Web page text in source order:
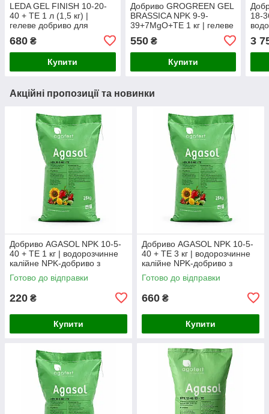
LEDA GEL FINISH 10-20-
40 + TE 1 л (1,5 кг) |
гелеве добриво для
підвищення врожайності
та якості продукції
680 ₴
Купити
Добриво GROGREEN GEL
BRASSICA NPK 9-9-
39+7MgO+TE 1 кг | гелеве
зернових, ріпаку та
хрестоцвітих культур
550₴
Купити
18-
3
Акційні пропозиції та новинки
Добриво AGASOL NPK 10-5-
40 + TE 1 кг | водорозчинне
калійне NPK-добриво з
мікроелементами (фасоване
з мішка)
Готово до відправки
220 ₴
Купити
Добриво AGASOL NPK 10-5-
40 + TE 3 кг | водорозчинне
калійне NPK-добриво з
мікроелементами (фасоване
з мішка)
Готово до відправки
660 ₴
Купити